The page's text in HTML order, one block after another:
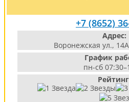
+7 (8652)
Адрес:
Воронежская ул.,
График
пн-сб